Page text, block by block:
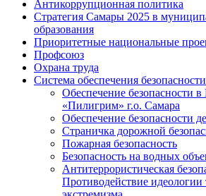
Антикоррупционная политика
Стратегия Самары 2025 в
образования
Приоритетные национальные
Профсоюз
Охрана труда
Система обеспечения безопасности
Обеспечение
«Пилигрим» г.о. Самара
Обеспечение безопасности
Страничка дорожной
Пожарная безопасность
Безопасность на водных
Антитеррористическая
Противодействие идеологии